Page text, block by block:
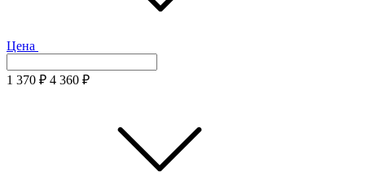
Цена
1 370 ₽ 4 360 ₽